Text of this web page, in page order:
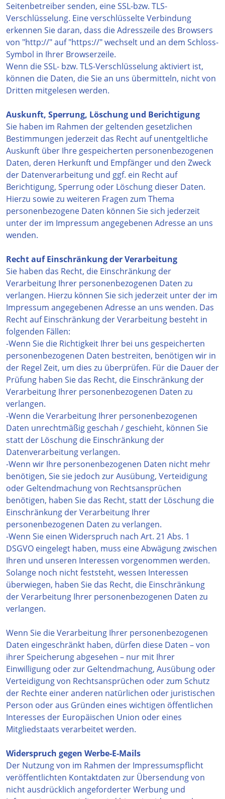
Seitenbetreiber senden, eine SSL-bzw. TLS-
Verschlüsselung. Eine verschlüsselte Verbindung
erkennen Sie daran, dass die Adresszeile des Browsers
von "http://" auf "https://" wechselt und an dem Schloss-
Symbol in Ihrer Browserzeile.
Wenn die SSL- bzw. TLS-Verschlüsselung aktiviert ist,
können die Daten, die Sie an uns übermitteln, nicht von
Dritten mitgelesen werden.
Auskunft, Sperrung, Löschung und Berichtigung
Sie haben im Rahmen der geltenden gesetzlichen
Bestimmungen jederzeit das Recht auf unentgeltliche
Auskunft über Ihre gespeicherten personenbezogenen
Daten, deren Herkunft und Empfänger und den Zweck
der Datenverarbeitung und ggf. ein Recht auf
Berichtigung, Sperrung oder Löschung dieser Daten.
Hierzu sowie zu weiteren Fragen zum Thema
personenbezogene Daten können Sie sich jederzeit
unter der im Impressum angegebenen Adresse an uns
wenden.
Recht auf Einschränkung der Verarbeitung
Sie haben das Recht, die Einschränkung der
Verarbeitung Ihrer personenbezogenen Daten zu
verlangen. Hierzu können Sie sich jederzeit unter der im
Impressum angegebenen Adresse an uns wenden. Das
Recht auf Einschränkung der Verarbeitung besteht in
folgenden Fällen:
-Wenn Sie die Richtigkeit Ihrer bei uns gespeicherten
personenbezogenen Daten bestreiten, benötigen wir in
der Regel Zeit, um dies zu überprüfen. Für die Dauer der
Prüfung haben Sie das Recht, die Einschränkung der
Verarbeitung Ihrer personenbezogenen Daten zu
verlangen.
-Wenn die Verarbeitung Ihrer personenbezogenen
Daten unrechtmäßig geschah / geschieht, können Sie
statt der Löschung die Einschränkung der
Datenverarbeitung verlangen.
-Wenn wir Ihre personenbezogenen Daten nicht mehr
benötigen, Sie sie jedoch zur Ausübung, Verteidigung
oder Geltendmachung von Rechtsansprüchen
benötigen, haben Sie das Recht, statt der Löschung die
Einschränkung der Verarbeitung Ihrer
personenbezogenen Daten zu verlangen.
-Wenn Sie einen Widerspruch nach Art. 21 Abs. 1
DSGVO eingelegt haben, muss eine Abwägung zwischen
Ihren und unseren Interessen vorgenommen werden.
Solange noch nicht feststeht, wessen Interessen
überwiegen, haben Sie das Recht, die Einschränkung
der Verarbeitung Ihrer personenbezogenen Daten zu
verlangen.
Wenn Sie die Verarbeitung Ihrer personenbezogenen
Daten eingeschränkt haben, dürfen diese Daten – von
ihrer Speicherung abgesehen – nur mit Ihrer
Einwilligung oder zur Geltendmachung, Ausübung oder
Verteidigung von Rechtsansprüchen oder zum Schutz
der Rechte einer anderen natürlichen oder juristischen
Person oder aus Gründen eines wichtigen öffentlichen
Interesses der Europäischen Union oder eines
Mitgliedstaats verarbeitet werden.
Widerspruch gegen Werbe-E-Mails
Der Nutzung von im Rahmen der Impressumspflicht
veröffentlichten Kontaktdaten zur Übersendung von
nicht ausdrücklich angeforderter Werbung und